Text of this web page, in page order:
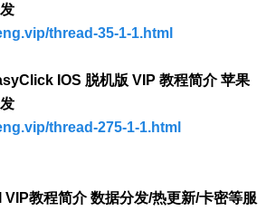
thread-35-1-1.html
IOS 脱机版 VIP 教程简介 苹果
thread-275-1-1.html
VIP教程简介 数据分发/热更新/卡密等服